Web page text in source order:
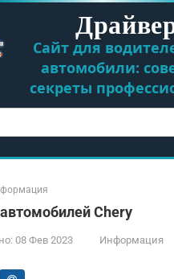
Сайт для
автомобили:
секреты
Chery
08 Фев 2023 Информация